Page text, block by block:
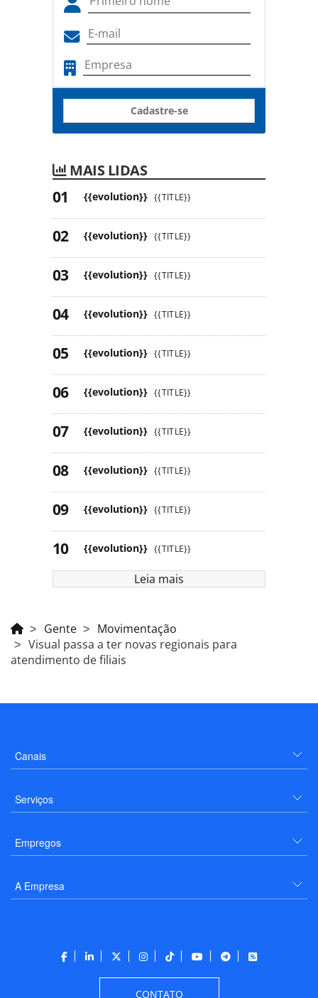
Cadastre-se
MAIS LIDAS
{{evolution}} {{TITLE}}
{{evolution}} {{TITLE}}
{{evolution}} {{TITLE}}
{{evolution}} {{TITLE}}
{{evolution}} {{TITLE}}
{{evolution}} {{TITLE}}
{{evolution}} {{TITLE}}
{{evolution}} {{TITLE}}
{{evolution}} {{TITLE}}
{{evolution}} {{TITLE}}
Leia mais
Gente
Movimentação
Visual passa a ter novas regionais para
atendimento de filiais
Canais
Serviços
Empregos
A Empresa
CONTATO